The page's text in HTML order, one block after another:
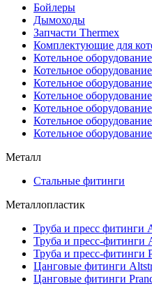
Бойлеры
Дымоходы
Запчасти Thermex
Комплектующие для
Котельное
Котельное
Котельное
Котельное
Котельное
Котельное
Котельное
Металл
Стальные фитинги
Металлопластик
Труба и пресс фитинги
Труба и пресс-фитинги
Труба и пресс-фитинги
Цанговые фитинги
Цанговые фитинги